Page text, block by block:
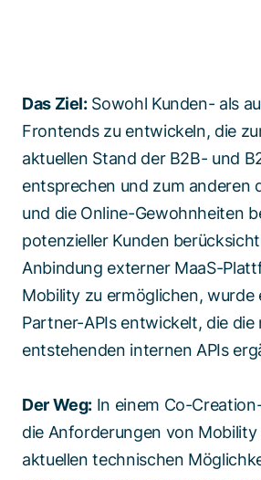
Das Ziel:Sowohl Kunden- als
Frontends zu entwickeln, die
aktuellen Stand der B2B- und
entsprechen und zum anderen
und die Online-Gewohnheiten
potenzieller Kunden
Anbindung externer MaaS-
Mobility zu ermöglichen, wurde
Partner-APIs entwickelt, die die
entstehenden internen APIs
Der Weg: In einem Co-
die Anforderungen von Mobility
aktuellen technischen